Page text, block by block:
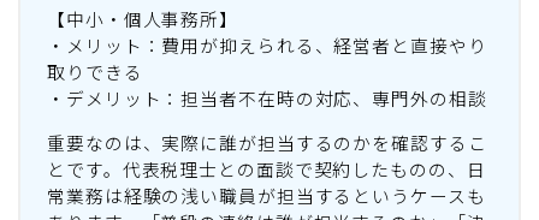
【中小・個人事務所】
・メリット：費用が抑えられる、経営者と直接やり
取りできる
・デメリット：担当者不在時の対応、専門外の相談
重要なのは、実際に誰が担当するのかを確認するこ
とです。代表税理士との面談で契約したものの、日
常業務は経験の浅い職員が担当するというケースも